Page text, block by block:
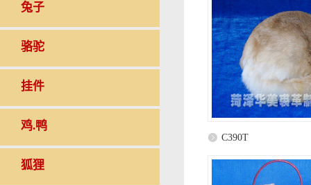
兔子
骆驼
挂件
鸡.鸭
狐狸
C390T